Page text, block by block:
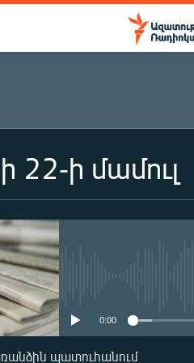
22-ի մամուլ
0:00
պատուհանում